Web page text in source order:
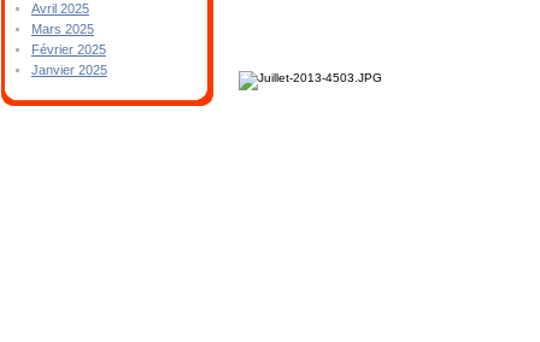
Avril 2025
Mars 2025
Février 2025
Janvier 2025